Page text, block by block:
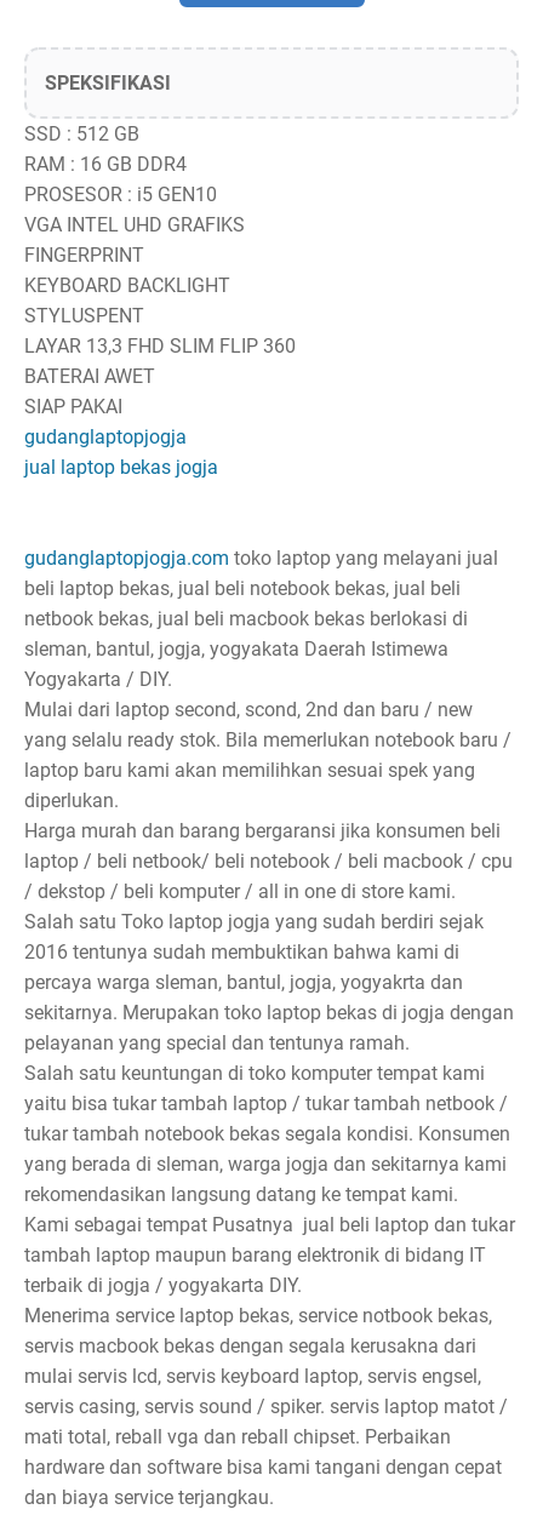
SPEKSIFIKASI
SSD : 512 GB
RAM : 16 GB DDR4
PROSESOR : i5 GEN10
VGA INTEL UHD GRAFIKS
FINGERPRINT
KEYBOARD BACKLIGHT
STYLUSPENT
LAYAR 13,3 FHD SLIM FLIP 360
BATERAI AWET
SIAP PAKAI
gudanglaptopjogja
jual laptop bekas jogja
gudanglaptopjogja.com toko laptop yang melayani jual
beli laptop bekas, jual beli notebook bekas, jual beli
netbook bekas, jual beli macbook bekas berlokasi di
sleman, bantul, jogja, yogyakata Daerah Istimewa
Yogyakarta / DIY.
Mulai dari laptop second, scond, 2nd dan baru / new
yang selalu ready stok. Bila memerlukan notebook baru /
laptop baru kami akan memilihkan sesuai spek yang
diperlukan.
Harga murah dan barang bergaransi jika konsumen beli
laptop / beli netbook/ beli notebook / beli macbook / cpu
/ dekstop / beli komputer / all in one di store kami.
Salah satu Toko laptop jogja yang sudah berdiri sejak
2016 tentunya sudah membuktikan bahwa kami di
percaya warga sleman, bantul, jogja, yogyakrta dan
sekitarnya. Merupakan toko laptop bekas di jogja dengan
pelayanan yang special dan tentunya ramah.
Salah satu keuntungan di toko komputer tempat kami
yaitu bisa tukar tambah laptop / tukar tambah netbook /
tukar tambah notebook bekas segala kondisi. Konsumen
yang berada di sleman, warga jogja dan sekitarnya kami
rekomendasikan langsung datang ke tempat kami.
Kami sebagai tempat Pusatnya jual beli laptop dan tukar
tambah laptop maupun barang elektronik di bidang IT
terbaik di jogja / yogyakarta DIY.
Menerima service laptop bekas, service notbook bekas,
servis macbook bekas dengan segala kerusakna dari
mulai servis lcd, servis keyboard laptop, servis engsel,
servis casing, servis sound / spiker. servis laptop matot /
mati total, reball vga dan reball chipset. Perbaikan
hardware dan software bisa kami tangani dengan cepat
dan biaya service terjangkau.